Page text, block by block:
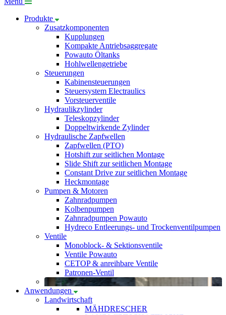
Produkte
Zusatzkomponenten
Kupplungen
Kompakte Antriebsaggregate
Powauto Öltanks
Hohlwellengetriebe
Steuerungen
Kabinensteuerungen
Steuersystem Electraulics
Vorsteuerventile
Hydraulikzylinder
Teleskopzylinder
Doppeltwirkende Zylinder
Hydraulische Zapfwellen
Zapfwellen (PTO)
Hotshift zur seitlichen Montage
Slide Shift zur seitlichen Montage
Constant Drive zur seitlichen Montage
Heckmontage
Pumpen & Motoren
Zahnradpumpen
Kolbenpumpen
Zahnradpumpen Powauto
Hydreco Entleerungs- und Trockenventilpumpen
Ventile
Monoblock- & Sektionsventile
Ventile Powauto
CETOP & anreihbare Ventile
Patronen-Ventil
Anwendungen
Landwirtschaft
MÄHDRESCHER